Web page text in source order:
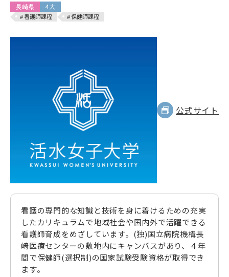
長崎県 4大
# 看護師課程 # 保健師課程
公式サイト
看護の専門的な知識と技術を身に着けるための充実
したカリキュラムで地域社会や国内外で活躍できる
看護師育成をめざしています。(独)国立病院機構長
崎医療センターの敷地内にキャンパスがあり、４年
間で保健師(選択制)の国家試験受験資格が取得でき
ます。